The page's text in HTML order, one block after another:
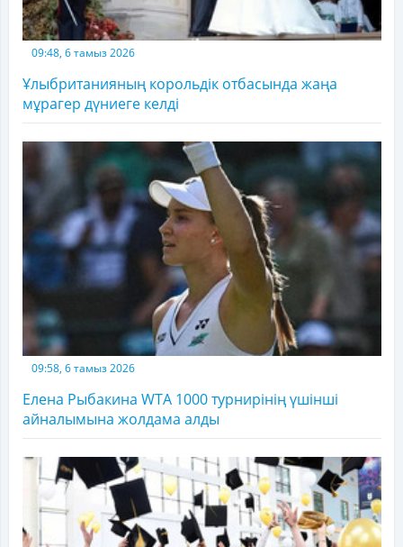
09:48, 6 тамыз 2026
Ұлыбританияның корольдік отбасында жаңа
мұрагер дүниеге келді
09:58, 6 тамыз 2026
Елена Рыбакина WTA 1000 турнирінің үшінші
айналымына жолдама алды